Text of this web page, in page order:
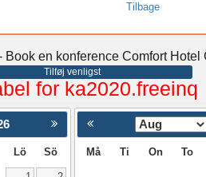
Tilbage
Book en konference Comfort Hotel
Tilføj venligst
for ka2020.freeinq
Lö Sö
< Föregående
Må Ti On To